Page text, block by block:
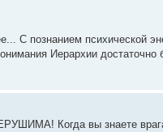
С познанием психической
Иерархии
Когда вы знаете